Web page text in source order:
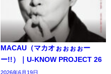
MACAU（マカオぉぉぉぉー
ー!!）｜U-KNOW PROJECT 26
2026年6月19日